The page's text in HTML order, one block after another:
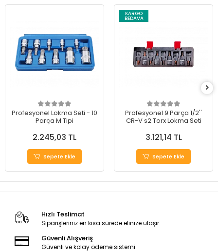
Profesyonel Lokma Seti - 10
Parça M Tipi
2.245,03 TL
Sepete Ekle
KARGO
BEDAVA
Profesyonel 9 Parça 1/2''
CR-V s2 Torx Lokma Seti
3.121,14 TL
Sepete Ekle
Hızlı Teslimat
Siparişleriniz en kısa sürede elinize ulaşır.
Güvenli Alışveriş
Güvenli ve kolay ödeme sistemi